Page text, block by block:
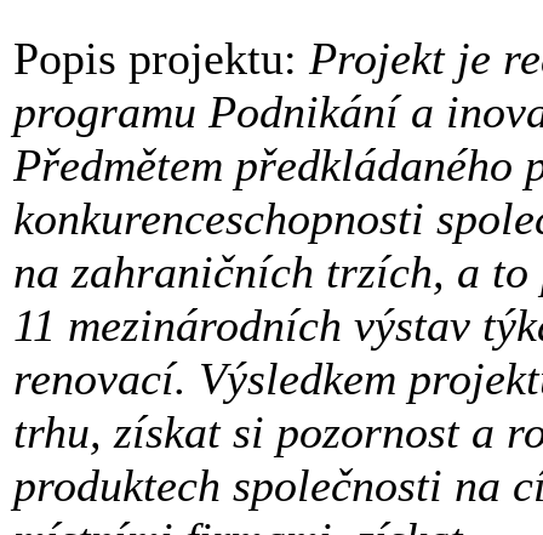
Popis projektu: Projekt je
programu Podnikání a
Předmětem předkládaného
konkurenceschopnosti
na zahraničních trzích, a
11 mezinárodních výstav
renovací. Výsledkem
trhu, získat si pozornost a
produktech společnosti na